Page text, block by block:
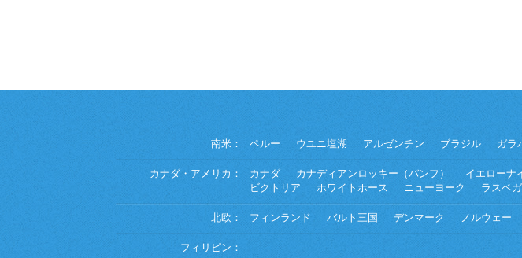
南米： ペルー ウユニ塩湖 アルゼンチン ブラジル ガラ
カナダ・アメリカ： カナダ カナディアンロッキー（バンフ） イエローナ
ビクトリア
ホワイトホース ニューヨーク ラスベ
北欧： フィンランド バルト三国 デンマーク ノルウェー
フィリピン：